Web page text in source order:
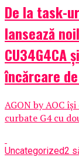
De la task-
lansează
CU34G4CA
încărcare
AGON by AOC
curbate G4 cu
Uncategorized2